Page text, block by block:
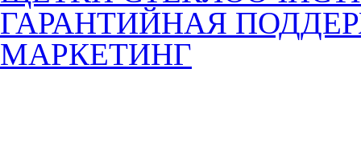
ГАРАНТИЙНАЯ
МАРКЕТИНГ